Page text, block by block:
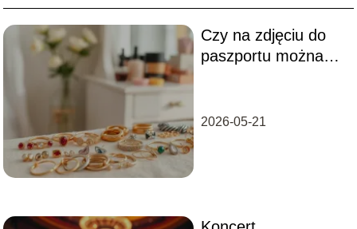
Czy na zdjęciu do
paszportu można
pytania
2026-05-21